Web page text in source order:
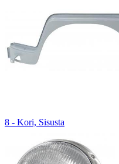
8 - Kori, Sisusta